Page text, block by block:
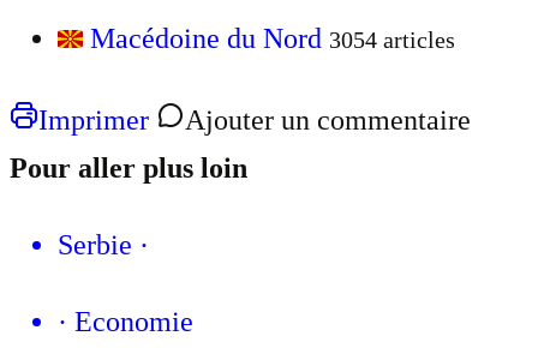
Macédoine du Nord 3054 articles
Imprimer
Ajouter un commentaire
Pour aller plus loin
Serbie ·
· Economie